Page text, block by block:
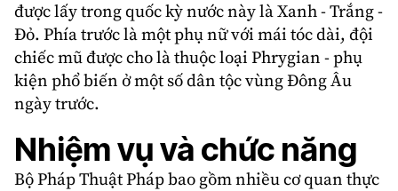
được lấy trong quốc kỳ nước này là Xanh - Trắng -
Đỏ. Phía trước là một phụ nữ với mái tóc dài, đội
chiếc mũ được cho là thuộc loại Phrygian - phụ
kiện phổ biến ở một số dân tộc vùng Đông Âu
ngày trước.
Nhiệm vụ và chức năng
Bộ Pháp Thuật Pháp bao gồm nhiều cơ quan thực